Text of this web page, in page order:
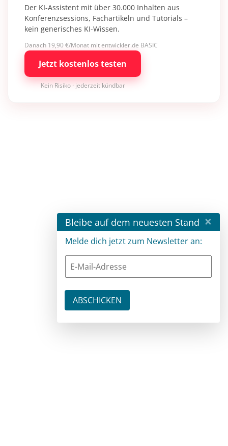
Der KI-Assistent mit über 30.000 Inhalten aus
Konferenzsessions, Fachartikeln und Tutorials –
kein generisches KI-Wissen.
Danach 19,90 €/Monat mit entwickler.de BASIC
Jetzt kostenlos testen
Kein Risiko · jederzeit kündbar
Bleibe auf dem neuesten Stand ×
Melde dich jetzt zum Newsletter an: